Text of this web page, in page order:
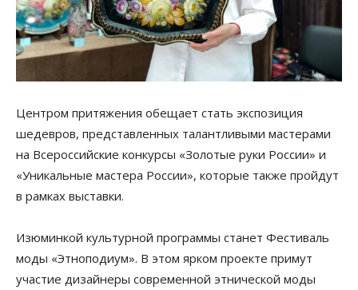
Центром притяжения обещает стать экспозиция
шедевров, представленных талантливыми мастерами
на Всероссийские конкурсы «Золотые руки России» и
«Уникальные мастера России», которые также пройдут
в рамках выставки.
Изюминкой культурной программы станет Фестиваль
моды «Этноподиум». В этом ярком проекте примут
участие дизайнеры современной этнической моды